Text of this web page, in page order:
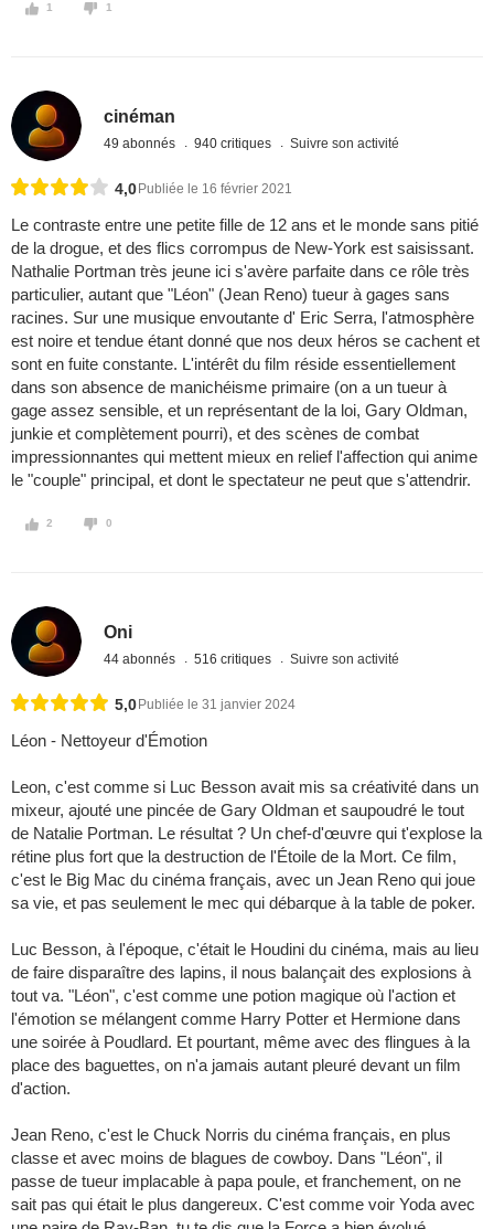
1 1
cinéman
49 abonnés 940 critiques Suivre son activité
4,0 Publiée le 16 février 2021
Le contraste entre une petite fille de 12 ans et le monde sans pitié
de la drogue, et des flics corrompus de New-York est saisissant.
Nathalie Portman très jeune ici s'avère parfaite dans ce rôle très
particulier, autant que "Léon" (Jean Reno) tueur à gages sans
racines. Sur une musique envoutante d' Eric Serra, l'atmosphère
est noire et tendue étant donné que nos deux héros se cachent et
sont en fuite constante. L'intérêt du film réside essentiellement
dans son absence de manichéisme primaire (on a un tueur à
gage assez sensible, et un représentant de la loi, Gary Oldman,
junkie et complètement pourri), et des scènes de combat
impressionnantes qui mettent mieux en relief l'affection qui anime
le "couple" principal, et dont le spectateur ne peut que s'attendrir.
2 0
Oni
44 abonnés 516 critiques Suivre son activité
5,0 Publiée le 31 janvier 2024
Léon - Nettoyeur d'Émotion
Leon, c'est comme si Luc Besson avait mis sa créativité dans un
mixeur, ajouté une pincée de Gary Oldman et saupoudré le tout
de Natalie Portman. Le résultat ? Un chef-d'œuvre qui t'explose la
rétine plus fort que la destruction de l'Étoile de la Mort. Ce film,
c'est le Big Mac du cinéma français, avec un Jean Reno qui joue
sa vie, et pas seulement le mec qui débarque à la table de poker.
Luc Besson, à l'époque, c'était le Houdini du cinéma, mais au lieu
de faire disparaître des lapins, il nous balançait des explosions à
tout va. "Léon", c'est comme une potion magique où l'action et
l'émotion se mélangent comme Harry Potter et Hermione dans
une soirée à Poudlard. Et pourtant, même avec des flingues à la
place des baguettes, on n'a jamais autant pleuré devant un film
d'action.
Jean Reno, c'est le Chuck Norris du cinéma français, en plus
classe et avec moins de blagues de cowboy. Dans "Léon", il
passe de tueur implacable à papa poule, et franchement, on ne
sait pas qui était le plus dangereux. C'est comme voir Yoda avec